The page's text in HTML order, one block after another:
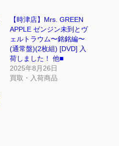
【時津店】Mrs. GREEN
APPLE ゼンジン未到とヴ
ェルトラウム〜銘銘編〜
(通常盤)(2枚組) [DVD] 入
荷しました！ 他■
2025年8月26日
買取・入荷商品